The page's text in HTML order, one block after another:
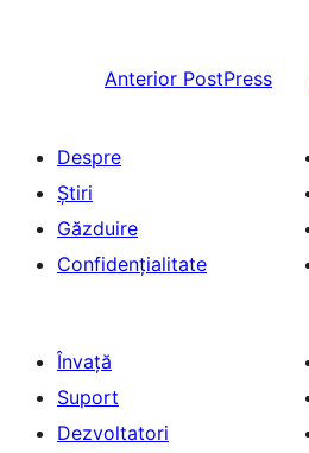
Anterior PostPress
Despre
Știri
Găzduire
Confidențialitate
Învață
Suport
Dezvoltatori